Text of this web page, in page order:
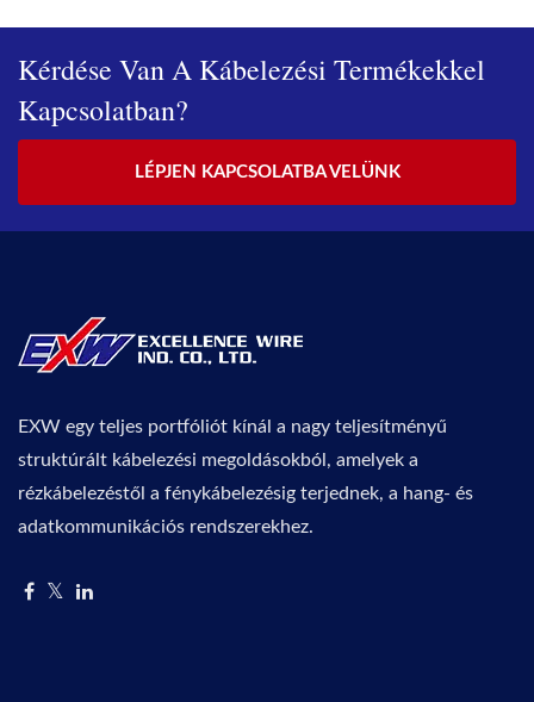
Kérdése Van A Kábelezési Termékekkel
Kapcsolatban?
LÉPJEN KAPCSOLATBA VELÜNK
EXW egy teljes portfóliót kínál a nagy teljesítményű
struktúrált kábelezési megoldásokból, amelyek a
rézkábelezéstől a fénykábelezésig terjednek, a hang- és
adatkommunikációs rendszerekhez.